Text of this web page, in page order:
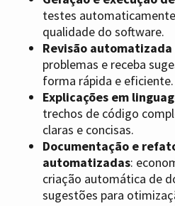
testes
qualidade do software.
Revisão
problemas e receba
forma rápida e eficiente.
Explicações em
trechos de código
claras e concisas.
Documentação e
automatizadas:
criação automática de
sugestões para